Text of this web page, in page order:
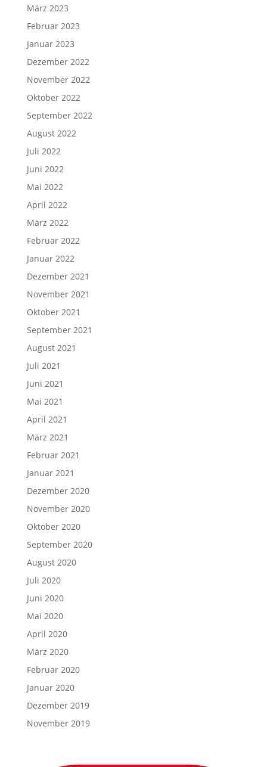
März 2023
Februar 2023
Januar 2023
Dezember 2022
November 2022
Oktober 2022
September 2022
August 2022
Juli 2022
Juni 2022
Mai 2022
April 2022
März 2022
Februar 2022
Januar 2022
Dezember 2021
November 2021
Oktober 2021
September 2021
August 2021
Juli 2021
Juni 2021
Mai 2021
April 2021
März 2021
Februar 2021
Januar 2021
Dezember 2020
November 2020
Oktober 2020
September 2020
August 2020
Juli 2020
Juni 2020
Mai 2020
April 2020
März 2020
Februar 2020
Januar 2020
Dezember 2019
November 2019